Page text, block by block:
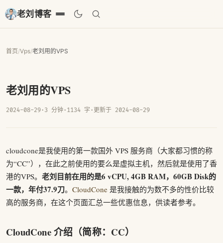
老刘博客
首页/Vps/老刘用的VPS
老刘用的VPS
2024-08-29· 3 分钟· 1134 字 · 更新于 2024-08-29
cloudcone是我使用的第一款国外 VPS 服务商（大家都习惯的称
为“CC”），在此之前使用的要么是虚拟主机，然后就是使用了香
港的VPS。 老刘目前在用的是6 vCPU, 4GB RAM，60GB Disk的
一款，年付37.9刀。 CloudCone 是我接触的为数不多的性价比较
高的服务商，在这个页面汇总一些优惠信息，供读者参考。
CloudCone 介绍（简称：CC）